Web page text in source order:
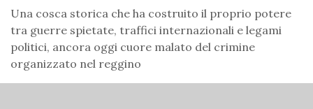
Una cosca storica che ha costruito il proprio potere
tra guerre spietate, traffici internazionali e legami
politici, ancora oggi cuore malato del crimine
organizzato nel reggino